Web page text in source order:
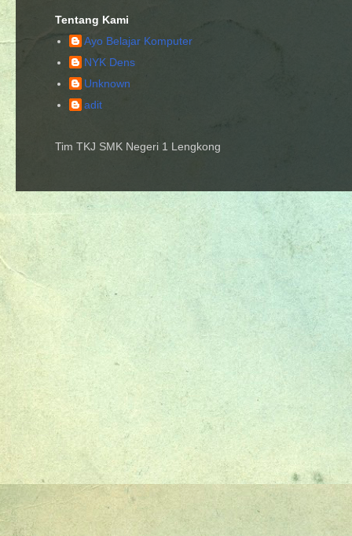
Tentang Kami
Ayo Belajar Komputer
NYK Dens
Unknown
adit
Tim TKJ SMK Negeri 1 Lengkong